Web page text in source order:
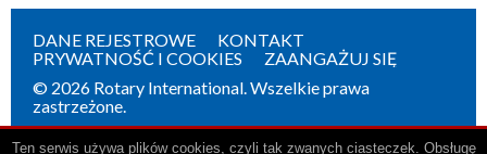
DANE REJESTROWE
KONTAKT
PRYWATNOŚĆ I COOKIES
ZAANGAŻUJ SIĘ
© 2026 Rotary International. Wszelkie prawa
zastrzeżone.
Ten serwis używa plików cookies, czyli tak zwanych ciasteczek. Obsługę